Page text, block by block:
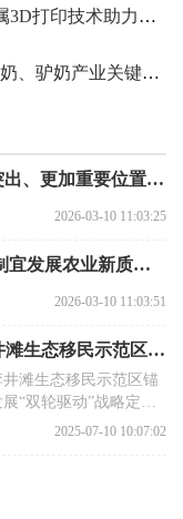
力3C行业“智”胜未来！
键技术研究与示范”项目
【智慧农业】将“科技强农”摆到更加突出、更加重要位置 因地制宜发展农业新质生产力
2026-03-10 11:03:25
【智慧农业】江苏部署科技强农 因地制宜发展农业新质生产力
2026-03-10 11:03:51
【项目推荐】孪井滩生态移民示范区：因地制宜发展特色驼产业助民增收
滩生态移民示范区锚
“双轮驱动”战略定
聚焦群众增收需求，通
2025-07-10 10:07:02